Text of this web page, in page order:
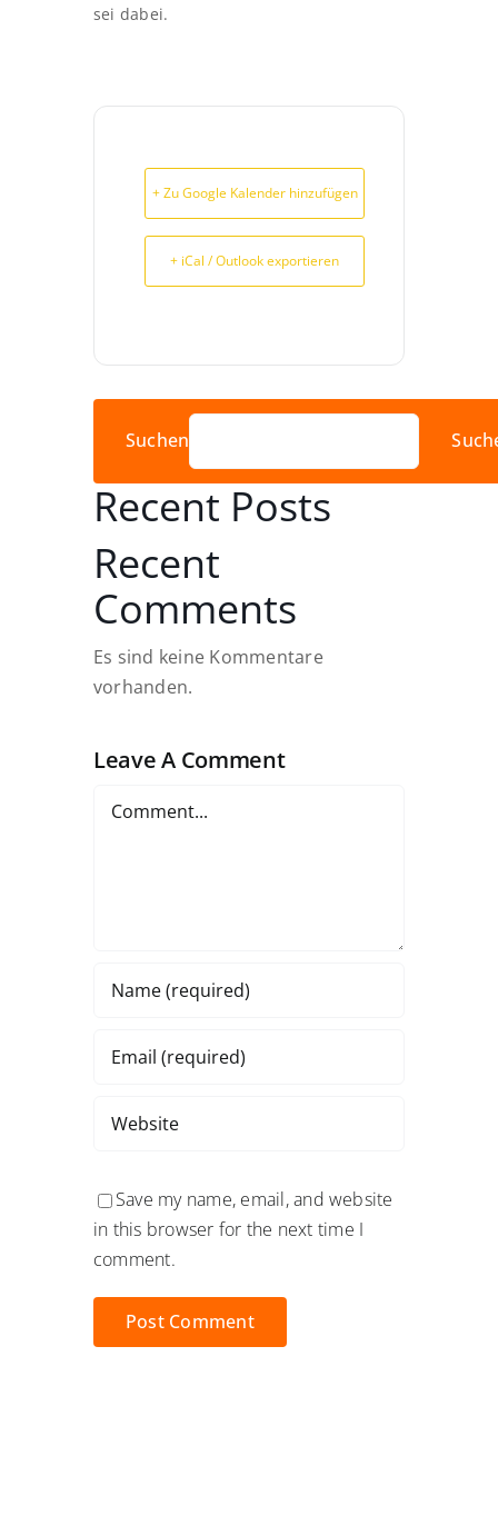
sei dabei.
+ Zu Google Kalender hinzufügen
+ iCal / Outlook exportieren
Suchen
Recent Posts
Recent
Comments
Es sind keine Kommentare
vorhanden.
Leave A Comment
Save my name, email, and website
in this browser for the next time I
comment.